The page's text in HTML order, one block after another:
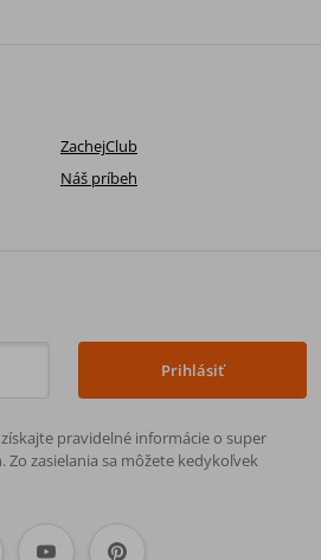
ZachejClub
Náš príbeh
Prihlásiť
pravidelné informácie o super
Zo zasielania sa môžete kedykoľvek